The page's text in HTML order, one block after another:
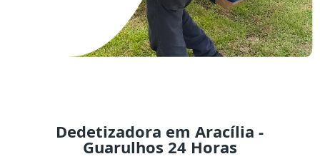
Dedetizadora em Aracília -
Guarulhos 24 Horas